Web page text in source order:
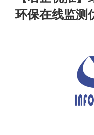
环保在线监测